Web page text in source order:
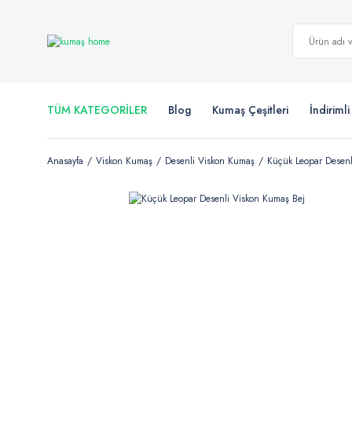
TÜM KATEGORİLER Blog Kumaş Çeşitleri
Anasayfa Viskon Kumaş Desenli Viskon Kumaş Küçük Leopar